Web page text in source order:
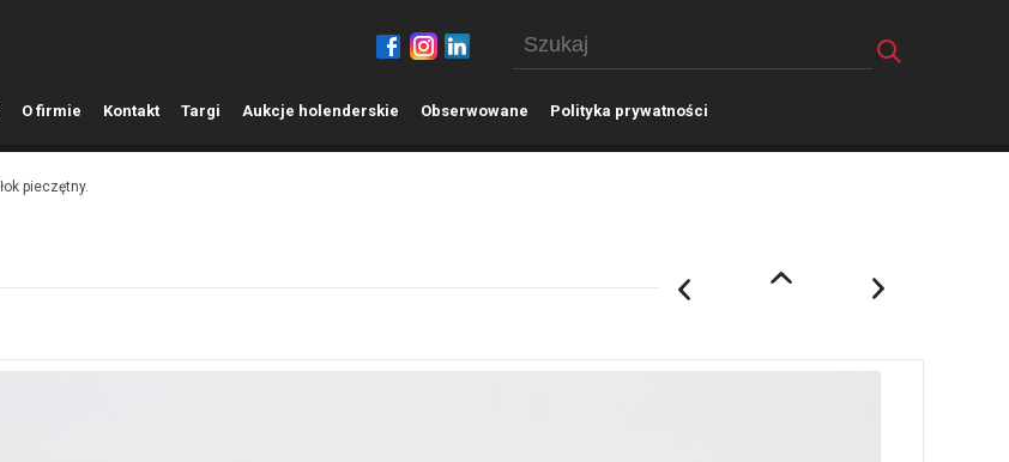
O firmie Kontakt Targi Aukcje holenderskie Obserwowane Polityka prywatności
pieczętny.